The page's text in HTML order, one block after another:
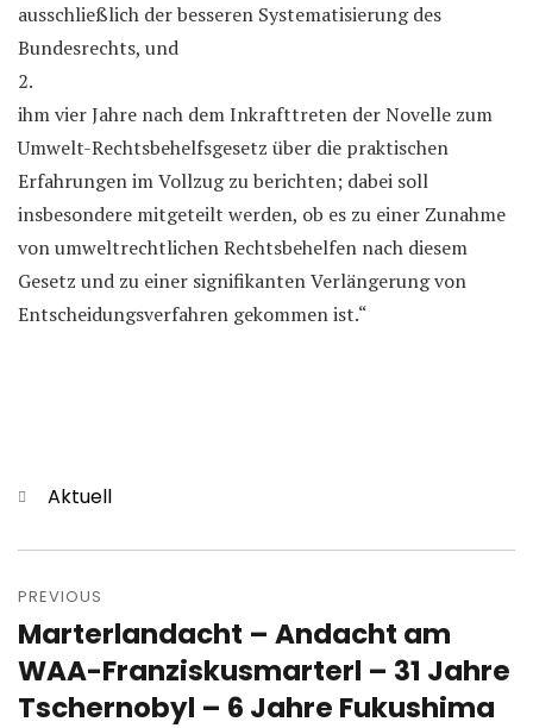
ausschließlich der besseren Systematisierung des
Bundesrechts, und
2.
ihm vier Jahre nach dem Inkrafttreten der Novelle zum
Umwelt-Rechtsbehelfsgesetz über die praktischen
Erfahrungen im Vollzug zu berichten; dabei soll
insbesondere mitgeteilt werden, ob es zu einer Zunahme
von umweltrechtlichen Rechtsbehelfen nach diesem
Gesetz und zu einer signifikanten Verlängerung von
Entscheidungsverfahren gekommen ist.“
Categories
Aktuell
navigation
PREVIOUS
Previous
post:
Marterlandacht – Andacht am
WAA-Franziskusmarterl – 31 Jahre
Tschernobyl – 6 Jahre Fukushima